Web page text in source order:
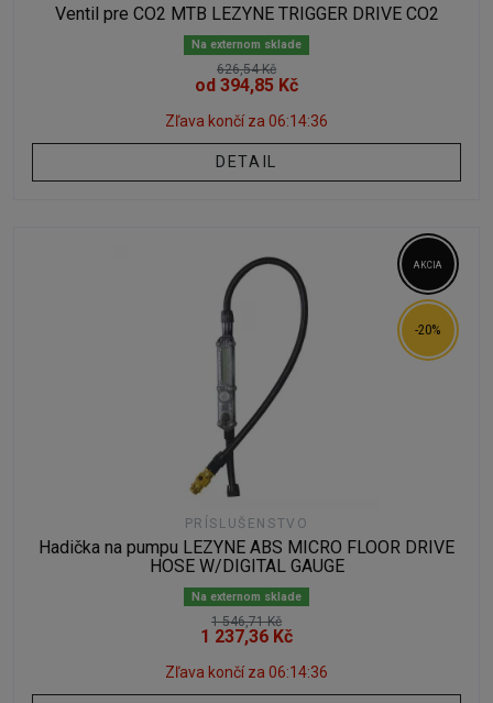
Ventil pre CO2 MTB LEZYNE TRIGGER DRIVE CO2
Na externom sklade
626,54 Kč
od 394,85 Kč
Zľava končí za 06:14:35
DETAIL
AKCIA
-20%
PRÍSLUŠENSTVO
Hadička na pumpu LEZYNE ABS MICRO FLOOR DRIVE
HOSE W/DIGITAL GAUGE
Na externom sklade
1 546,71 Kč
1 237,36 Kč
Zľava končí za 06:14:35